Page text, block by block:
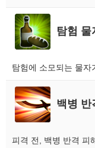
탐험 물
탐험에 소모되는 물자
백병 반
피격 전, 백병 반격 피